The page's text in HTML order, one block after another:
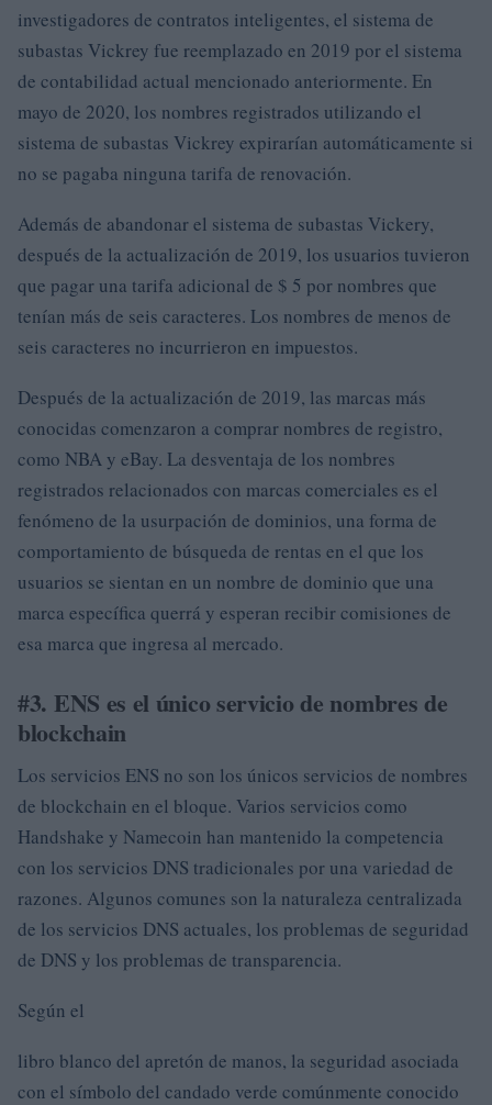
investigadores de contratos inteligentes, el sistema de
subastas Vickrey fue reemplazado en 2019 por el sistema
de contabilidad actual mencionado anteriormente. En
mayo de 2020, los nombres registrados utilizando el
sistema de subastas Vickrey expirarían automáticamente si
no se pagaba ninguna tarifa de renovación.
Además de abandonar el sistema de subastas Vickery,
después de la actualización de 2019, los usuarios tuvieron
que pagar una tarifa adicional de $ 5 por nombres que
tenían más de seis caracteres. Los nombres de menos de
seis caracteres no incurrieron en impuestos.
Después de la actualización de 2019, las marcas más
conocidas comenzaron a comprar nombres de registro,
como NBA y eBay. La desventaja de los nombres
registrados relacionados con marcas comerciales es el
fenómeno de la usurpación de dominios, una forma de
comportamiento de búsqueda de rentas en el que los
usuarios se sientan en un nombre de dominio que una
marca específica querrá y esperan recibir comisiones de
esa marca que ingresa al mercado.
#3. ENS es el único servicio de nombres de
blockchain
Los servicios ENS no son los únicos servicios de nombres
de blockchain en el bloque. Varios servicios como
Handshake y Namecoin han mantenido la competencia
con los servicios DNS tradicionales por una variedad de
razones. Algunos comunes son la naturaleza centralizada
de los servicios DNS actuales, los problemas de seguridad
de DNS y los problemas de transparencia.
Según el
libro blanco del apretón de manos, la seguridad asociada
con el símbolo del candado verde comúnmente conocido